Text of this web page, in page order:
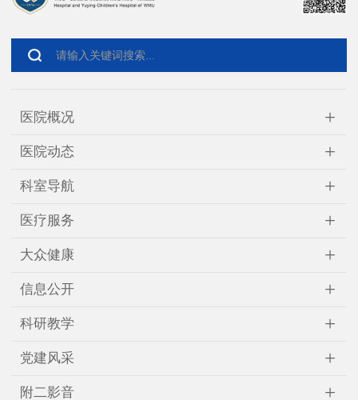
医院概况 +
医院动态 +
科室导航 +
医疗服务 +
大众健康 +
信息公开 +
科研教学 +
党建风采 +
附二影音 +